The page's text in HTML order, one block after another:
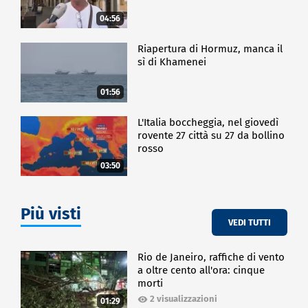
04:56
01:56
Riapertura di Hormuz, manca il
sì di Khamenei
03:50
L'Italia boccheggia, nel giovedì
rovente 27 città su 27 da bollino
rosso
Più visti VEDI TUTTI
01:29
Rio de Janeiro, raffiche di vento
a oltre cento all'ora: cinque
morti
2 visualizzazioni